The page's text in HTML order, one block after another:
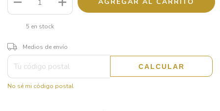
5 en stock
Entregas para el CP:
Medios de envío
CALCULAR
No sé mi código postal